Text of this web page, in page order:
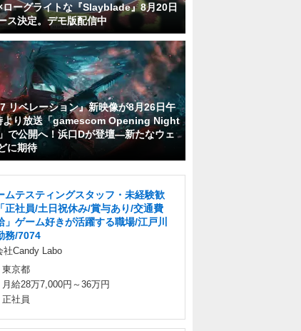
ローグライトな『Slayblade』8月20日
ス決定。デモ版配信中
リベレーション』新映像が8月26日午
より放送「gamescom Opening Night
で公開へ！浜口Dが登壇―新たなウェ
に期待
ムテスティングスタッフ・未経験歓
正社員/土日祝休み/賞与あり/交通費
」ゲーム好きが活躍する職場/江戸川
務/7074
社Candy Labo
東京都
月給28万7,000円～36万円
正社員